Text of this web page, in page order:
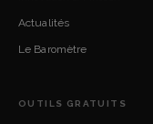
Actualités
Le Baromètre
OUTILS GRATUITS